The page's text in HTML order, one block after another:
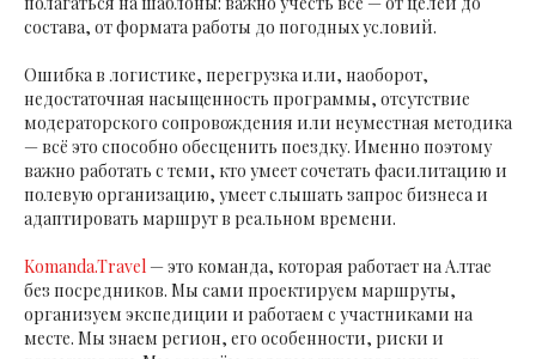
состава, от формата работы до погодных условий.
Ошибка в логистике, перегрузка или, наоборот,
недостаточная насыщенность программы, отсутствие
модераторского сопровождения или неуместная методика
— всё это способно обесценить поездку. Именно поэтому
важно работать с теми, кто умеет сочетать фасилитацию и
полевую организацию, умеет слышать запрос бизнеса и
адаптировать маршрут в реальном времени.
Komanda.Travel — это команда, которая работает на Алтае
без посредников. Мы сами проектируем маршруты,
организуем экспедиции и работаем с участниками на
месте. Мы знаем регион, его особенности, риски и